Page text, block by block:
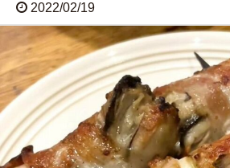
2022/02/19